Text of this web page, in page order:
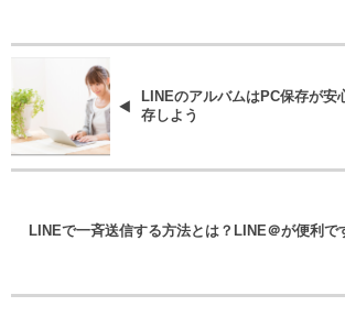
LINEのアルバムはPC保存が安
存しよう
LINEで一斉送信する方法とは？LINE＠が便利で